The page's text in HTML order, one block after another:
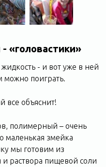
«головастики»
жидкость - и вот уже в ней
можно поиграть.
все объяснит!
полимерный – очень
маленькая змейка
мы готовим из
и раствора пищевой соли